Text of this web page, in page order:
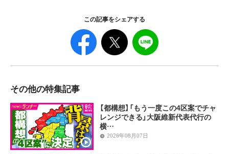
この記事をシェアする
その他の特集記事
【都構想】「もう一度この4区案でチャ
レンジできる」大阪維新代表代行の
横…
2026年08月07日